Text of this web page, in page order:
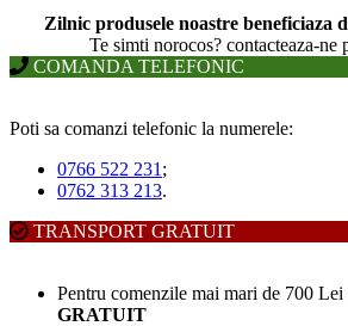
Zilnic produsele noastre beneficiaza
Te simti norocos? contacteaza-ne
COMANDA TELEFONIC
Poti sa comanzi telefonic la numerele:
0766 522 231 ;
0762 313 213.
TRANSPORT GRATUIT
Pentru comenzile mai mari de 700 Lei
GRATUIT